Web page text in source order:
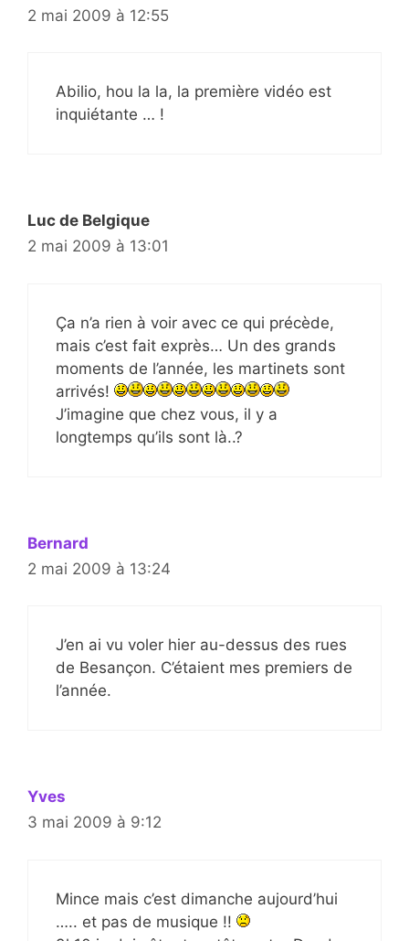
2 mai 2009 à 12:55
Abilio, hou la la, la première vidéo est
inquiétante … !
Luc de Belgique
2 mai 2009 à 13:01
Ça n’a rien à voir avec ce qui précède,
mais c’est fait exprès… Un des grands
moments de l’année, les martinets sont
arrivés!
J’imagine que chez vous, il y a
longtemps qu’ils sont là..?
Bernard
2 mai 2009 à 13:24
J’en ai vu voler hier au-dessus des rues
de Besançon. C’étaient mes premiers de
l’année.
Yves
3 mai 2009 à 9:12
Mince mais c’est dimanche aujourd’hui
….. et pas de musique !!